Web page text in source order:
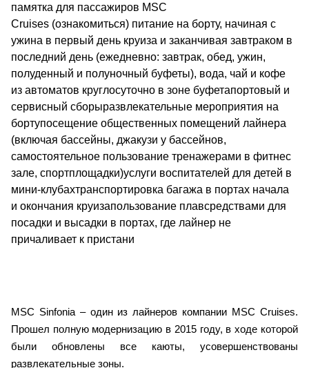
MSC Sinfonia – один из лайнеров компании MSC Cruises.
Прошел полную модернизацию в 2015 году, в ходе которой
были обновлены все каюты, усовершенствованы
развлекательные зоны.
памятка для пассажиров MSC
Cruises (ознакомиться) питание на борту, начиная с
ужина в первый день круиза и заканчивая завтраком в
последний день (ежедневно: завтрак, обед, ужин,
полуденный и полуночный буфеты), вода, чай и кофе
из автоматов круглосуточно в зоне буфетапортовый и
сервисный сборыразвлекательные мероприятия на
бортупосещение общественных помещений лайнера
(включая бассейны, джакузи у бассейнов,
самостоятельное пользование тренажерами в фитнес
зале, спортплощадки)услуги воспитателей для детей в
мини-клубахтранспортировка багажа в портах начала
и окончания круизапользование плавсредствами для
посадки и высадки в портах, где лайнер не
причаливает к пристани